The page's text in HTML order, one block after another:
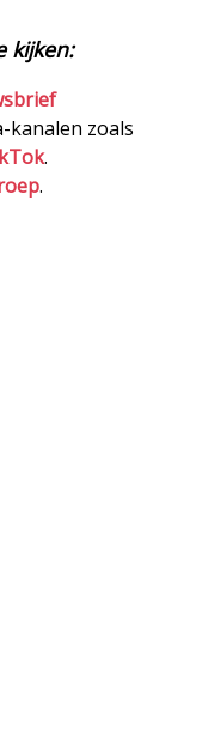
kijken:
kanalen zoals
.
.